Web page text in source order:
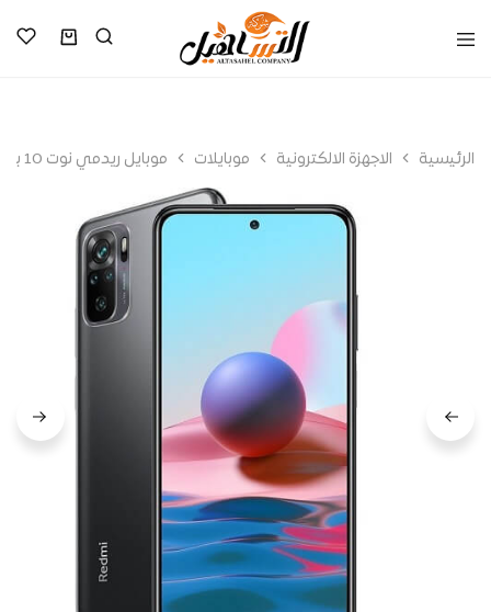
الرئيسية الاجهزة الالكترونية موبايلات موبايل ريدمي نوت 10 بشريحتين اتصال – شاشة 6.43 بوصة، 64 جيجابايت، 4 جيجابايت رام، شبكة الجيل الرابع ال تي اي – رمادي اونيكس